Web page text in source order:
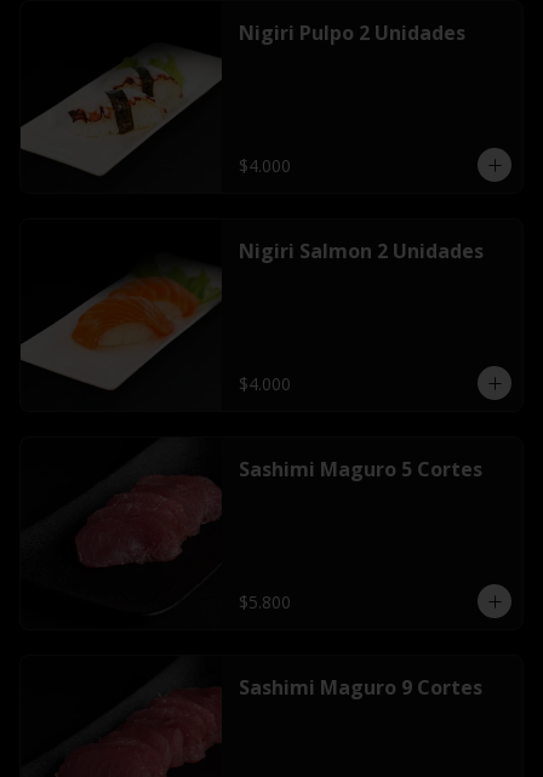
Nigiri Pulpo 2 Unidades
$4.000
Nigiri Salmon 2 Unidades
$4.000
Sashimi Maguro 5 Cortes
$5.800
Sashimi Maguro 9 Cortes